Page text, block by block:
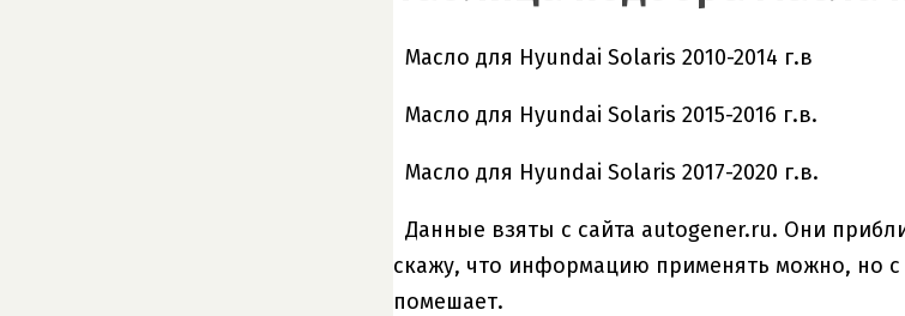
Масло для Hyundai Solaris 2010-2014 г.в
Масло для Hyundai Solaris 2015-2016 г.в.
Масло для Hyundai Solaris 2017-2020 г.в.
Данные взяты с сайта autogener.ru. Они
скажу, что информацию применять можно, но
помешает.